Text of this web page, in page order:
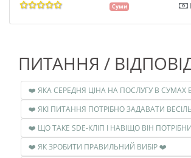
Суми
ПИТАННЯ /
❤️ ЯК ЗРОБИТИ ПРАВИЛЬНИЙ ВИБІР ❤️